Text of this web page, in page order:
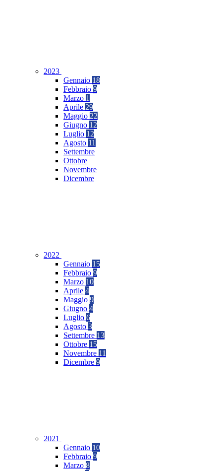
2023
Gennaio 18
Febbraio 9
Marzo 1
Aprile 29
Maggio 22
Giugno 12
Luglio 12
Agosto 11
Settembre
Ottobre
Novembre
Dicembre
2022
Gennaio 15
Febbraio 9
Marzo 10
Aprile 4
Maggio 9
Giugno 4
Luglio 6
Agosto 3
Settembre 13
Ottobre 15
Novembre 11
Dicembre 9
2021
Gennaio 10
Febbraio 9
Marzo 8